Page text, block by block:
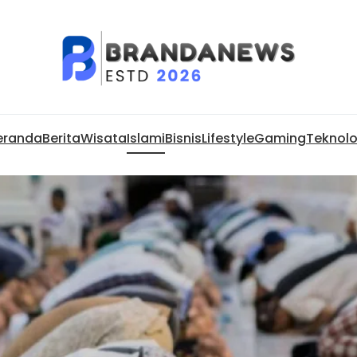
BeritaWisataIslamiBisnisLifestyleGaming